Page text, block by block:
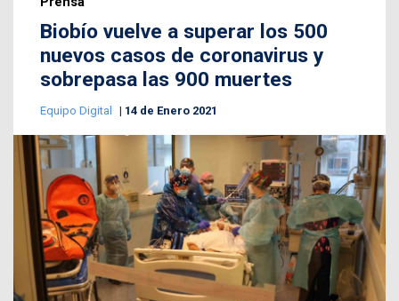
Biobío vuelve a superar los 500
nuevos casos de coronavirus y
sobrepasa las 900 muertes
Equipo Digital 14 de Enero 2021